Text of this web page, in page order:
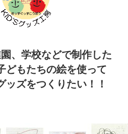
、学校などで制作した
どもたちの絵を使って
ッズをつくりたい！！